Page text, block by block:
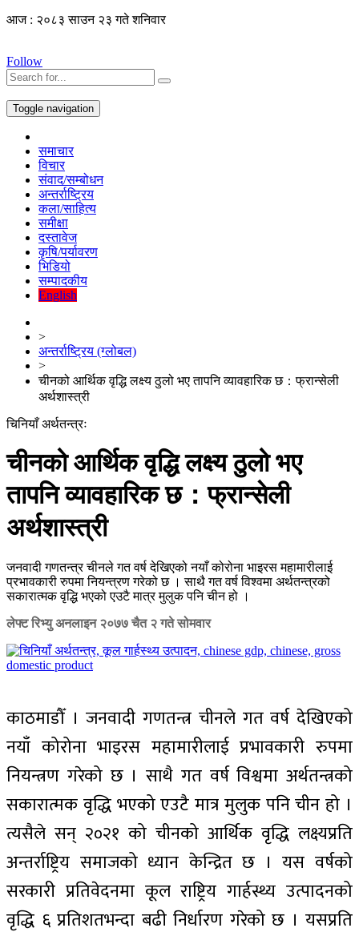
आज : २०८३ साउन २३ गते शनिवार
Follow
Toggle navigation
समाचार
विचार
संवाद/सम्बोधन
अन्तर्राष्ट्रिय
कला/साहित्य
समीक्षा
दस्तावेज
कृषि/पर्यावरण
भिडियो
सम्पादकीय
English
>
अन्तर्राष्ट्रिय (ग्लोबल)
>
चीनको आर्थिक वृद्धि लक्ष्य ठुलो भए तापनि व्यावहारिक छ：फ्रान्सेली
अर्थशास्त्री
चिनियाँ अर्थतन्त्रः
चीनको आर्थिक वृद्धि लक्ष्य ठुलो भए
तापनि व्यावहारिक छ：फ्रान्सेली
अर्थशास्त्री
जनवादी गणतन्त्र चीनले गत वर्ष देखिएको नयाँ कोरोना भाइरस महामारीलाई
प्रभावकारी रुपमा नियन्त्रण गरेको छ । साथै गत वर्ष विश्वमा अर्थतन्त्रको
सकारात्मक वृद्धि भएको एउटै मात्र मुलुक पनि चीन हो ।
लेफ्ट रिभ्यु अनलाइन २०७७ चैत २ गते सोमवार
काठमाडौँ । जनवादी गणतन्त्र चीनले गत वर्ष देखिएको
नयाँ कोरोना भाइरस महामारीलाई प्रभावकारी रुपमा
नियन्त्रण गरेको छ । साथै गत वर्ष विश्वमा अर्थतन्त्रको
सकारात्मक वृद्धि भएको एउटै मात्र मुलुक पनि चीन हो ।
त्यसैले सन् २०२१ को चीनको आर्थिक वृद्धि लक्ष्यप्रति
अन्तर्राष्ट्रिय समाजको ध्यान केन्द्रित छ । यस वर्षको
सरकारी प्रतिवेदनमा कूल राष्ट्रिय गार्हस्थ्य उत्पादनको
वृद्धि ६ प्रतिशतभन्दा बढी निर्धारण गरेको छ । यसप्रति